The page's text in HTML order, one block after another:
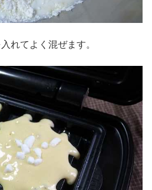
れてよく混ぜます。